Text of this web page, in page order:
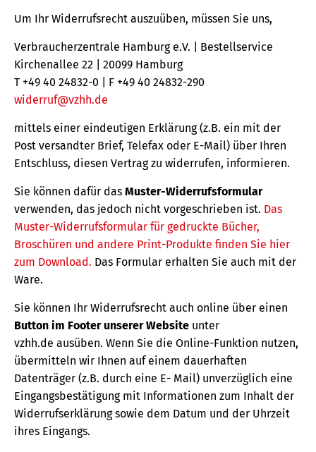
Um Ihr Widerrufsrecht auszuüben, müssen Sie uns,
Verbraucherzentrale Hamburg e.V. | Bestellservice
Kirchenallee 22 | 20099 Hamburg
T +49 40 24832-0 | F +49 40 24832-290
widerruf@vzhh.de
mittels einer eindeutigen Erklärung (z.B. ein mit der
Post versandter Brief, Telefax oder E-Mail) über Ihren
Entschluss, diesen Vertrag zu widerrufen, informieren.
Sie können dafür das Muster-Widerrufsformular
verwenden, das jedoch nicht vorgeschrieben ist. Das
Muster-Widerrufsformular für gedruckte Bücher,
Broschüren und andere Print-Produkte finden Sie hier
zum Download. Das Formular erhalten Sie auch mit der
Ware.
Sie können Ihr Widerrufsrecht auch online über einen
Button im Footer unserer Website unter
vzhh.de ausüben. Wenn Sie die Online-Funktion nutzen,
übermitteln wir Ihnen auf einem dauerhaften
Datenträger (z.B. durch eine E- Mail) unverzüglich eine
Eingangsbestätigung mit Informationen zum Inhalt der
Widerrufserklärung sowie dem Datum und der Uhrzeit
ihres Eingangs.